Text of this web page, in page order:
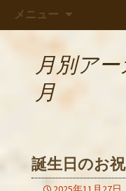
メニュー
月別アー
月
誕生日のお